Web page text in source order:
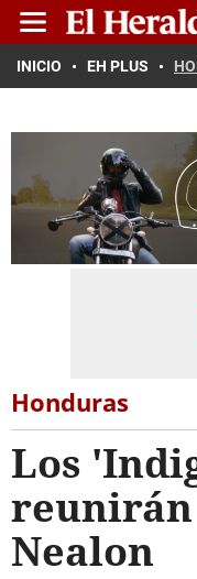
INICIO EH PLUS
Honduras
Los
reunirán
Nealon